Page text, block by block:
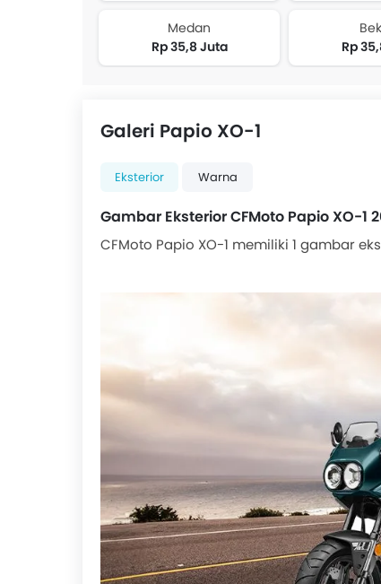
Medan
Rp 35,8 Juta
Rp
Galeri Papio XO-1
Eksterior Warna
Gambar Eksterior CFMoto Papio XO-1
CFMoto Papio XO-1 memiliki 1 gambar